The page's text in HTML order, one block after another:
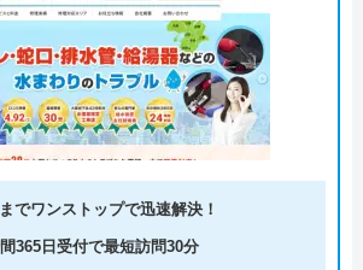
でワンストップで迅速解決！
365日受付で最短訪問30分